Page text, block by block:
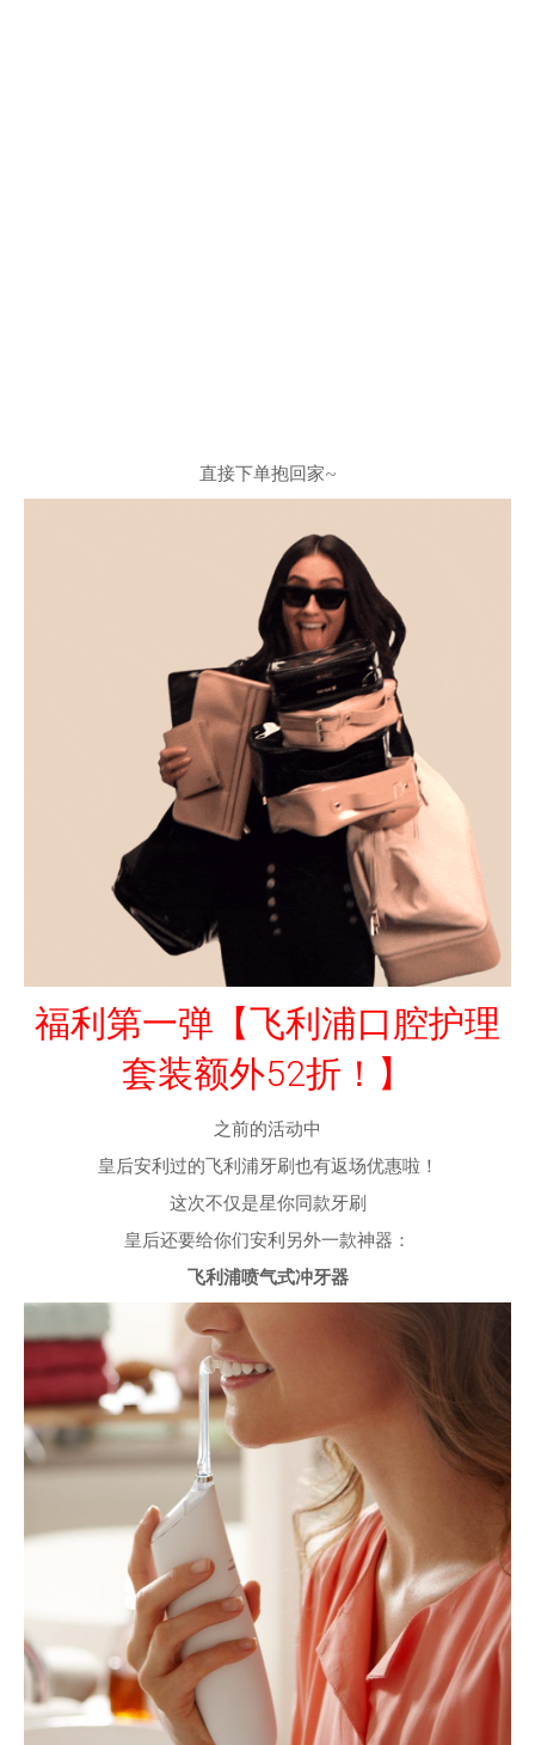
直接下单抱回家~
福利第一弹【飞利浦口腔护理
套装额外52折！】
之前的活动中
皇后安利过的飞利浦牙刷也有返场优惠啦！
这次不仅是星你同款牙刷
皇后还要给你们安利另外一款神器：
飞利浦喷气式冲牙器